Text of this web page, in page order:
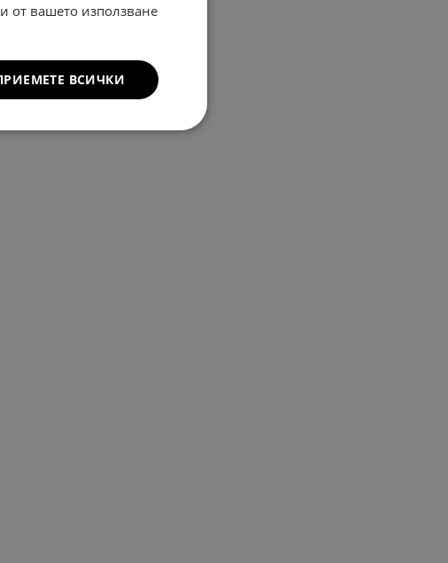
от вашето използване
ВСИЧКИ